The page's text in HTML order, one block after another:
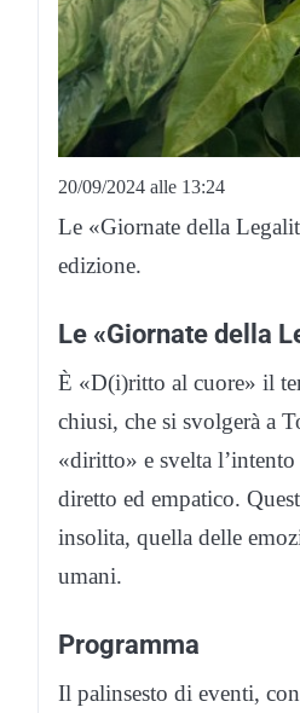
20/09/2024 alle 13:24
Le «Giornate della
edizione.
Le «Giornate della
È «D(i)ritto al cuore» il
chiusi, che si svolgerà a
«diritto» e svelta
diretto ed empatico.
insolita, quella delle
umani.
Programma
Il palinsesto di eventi,